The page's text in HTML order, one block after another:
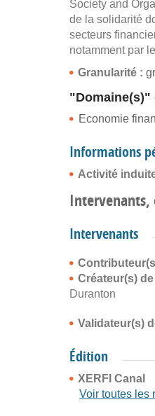
Society and
de la solidarité
secteurs
notamment par
Granularité :
"Domaine(s)"
Economie
Informations
Activité
Intervenants,
Intervenants
Créateur(s)
Duranton
Validateur(s)
Édition
XERFI Canal
Voir toutes les